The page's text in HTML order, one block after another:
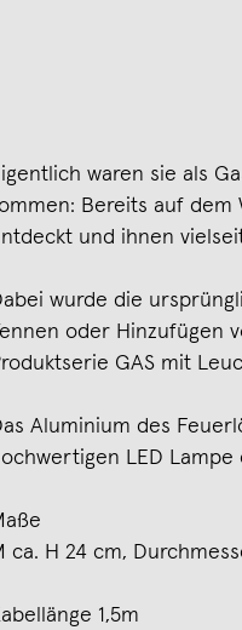
waren sie als
Bereits auf dem
und ihnen
wurde die
oder Hinzufügen
GAS mit
Aluminium des
LED
ca. H 24 cm,
1,5m